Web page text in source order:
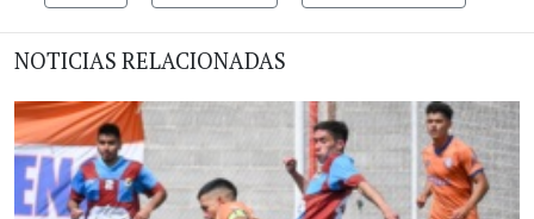
NOTICIAS RELACIONADAS